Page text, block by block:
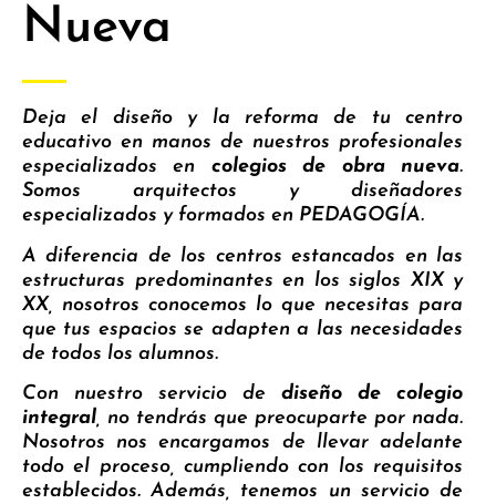
Nueva​
Deja el diseño y la reforma de tu centro
educativo en manos de nuestros profesionales
especializados en colegios de obra nueva.
Somos arquitectos y diseñadores
especializados y formados en PEDAGOGÍA.
A diferencia de los centros estancados en las
estructuras predominantes en los siglos XIX y
XX, nosotros conocemos lo que necesitas para
que tus espacios se adapten a las necesidades
de todos los alumnos.
Con nuestro servicio de diseño de colegio
integral, no tendrás que preocuparte por nada.
Nosotros nos encargamos de llevar adelante
todo el proceso, cumpliendo con los requisitos
establecidos. Además, tenemos un servicio de